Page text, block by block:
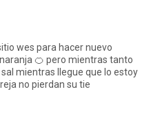
wes para hacer nuevo
🍊 pero mientras tanto
mientras llegue que lo estoy
no pierdan su tie